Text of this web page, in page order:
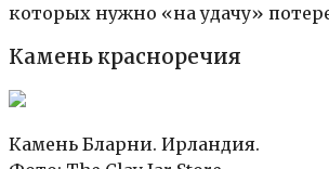
которых нужно «на удачу»
Камень красноречия
Камень Бларни. Ирландия.